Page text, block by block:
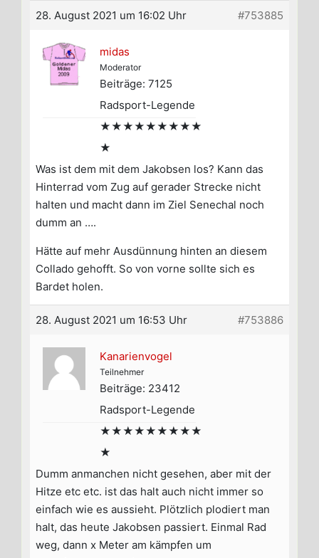
28. August 2021 um 16:02 Uhr #753885
midas
Moderator
Beiträge: 7125
Radsport-Legende
★★★★★★★★★
★
Was ist dem mit dem Jakobsen los? Kann das
Hinterrad vom Zug auf gerader Strecke nicht
halten und macht dann im Ziel Senechal noch
dumm an ….
Hätte auf mehr Ausdünnung hinten an diesem
Collado gehofft. So von vorne sollte sich es
Bardet holen.
28. August 2021 um 16:53 Uhr #753886
Kanarienvogel
Teilnehmer
Beiträge: 23412
Radsport-Legende
★★★★★★★★★
★
Dumm anmanchen nicht gesehen, aber mit der
Hitze etc etc. ist das halt auch nicht immer so
einfach wie es aussieht. Plötzlich plodiert man
halt, das heute Jakobsen passiert. Einmal Rad
weg, dann x Meter am kämpfen um